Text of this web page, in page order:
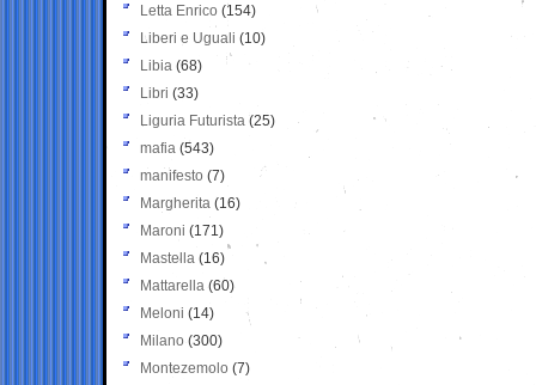
Letta Enrico (154)
Liberi e Uguali (10)
Libia (68)
Libri (33)
Liguria Futurista (25)
mafia (543)
manifesto (7)
Margherita (16)
Maroni (171)
Mastella (16)
Mattarella (60)
Meloni (14)
Milano (300)
Montezemolo (7)